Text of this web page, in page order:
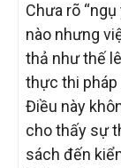
Chưa rõ
nào nhưng
thả như thế
thực thi pháp
Điều này
cho thấy sự
sách đến